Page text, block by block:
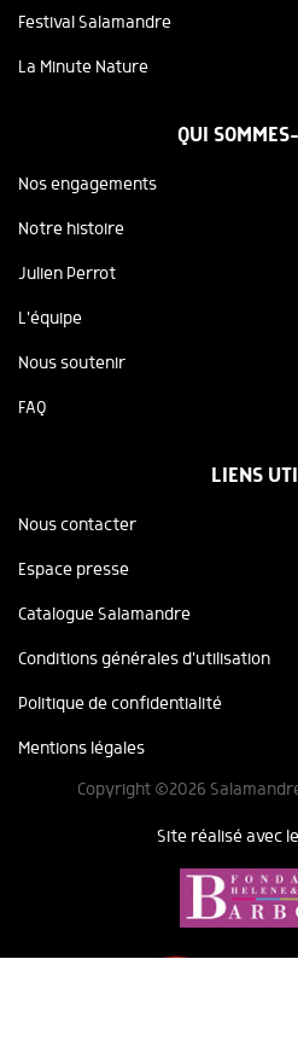
Festival Salamandre
La Minute Nature
QUI
Nos engagements
Notre histoire
Julien Perrot
L'équipe
Nous soutenir
FAQ
LIENS
Nous contacter
Espace presse
Catalogue Salamandre
Conditions générales d'utilisation
Politique de confidentialité
Mentions légales
Copyright ©2026
Site réalisé avec